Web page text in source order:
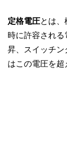
定格電圧とは、
時に許容され
昇、スイッチ
はこの電圧を超